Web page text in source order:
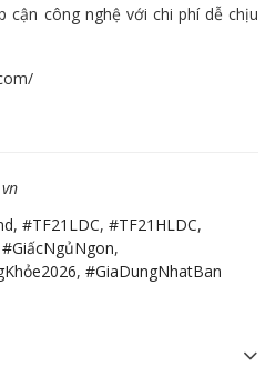
cận công nghệ với chi phí dễ chịu
, #TF21LDC, #TF21HLDC,
#GiấcNgủNgon,
, #GiaDungNhatBan